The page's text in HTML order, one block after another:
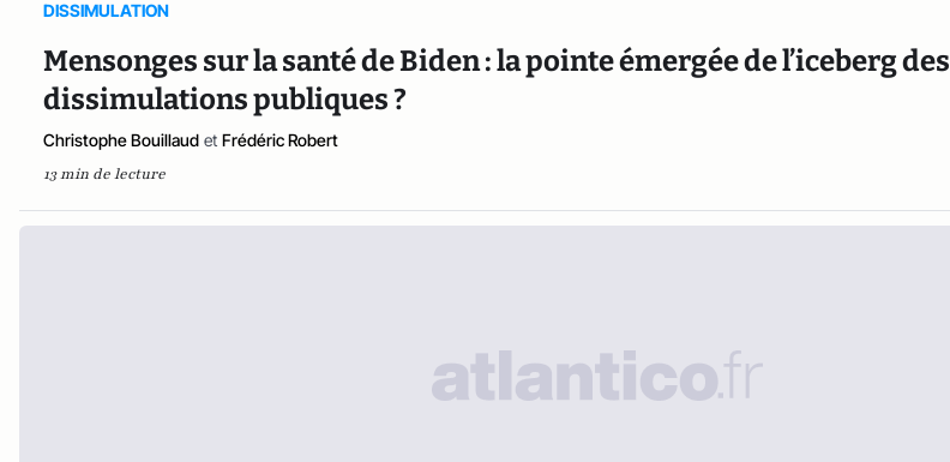
DISSIMULATION
Mensonges sur la santé de Biden : la pointe émergée de l’iceberg des
dissimulations publiques ?
Christophe Bouillaud et Frédéric Robert
13 min de lecture